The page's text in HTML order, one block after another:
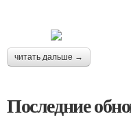
читать дальше →
Последние